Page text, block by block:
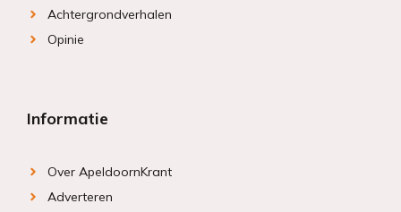
Achtergrondverhalen
Opinie
Informatie
Over ApeldoornKrant
Adverteren